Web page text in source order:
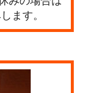
ます。